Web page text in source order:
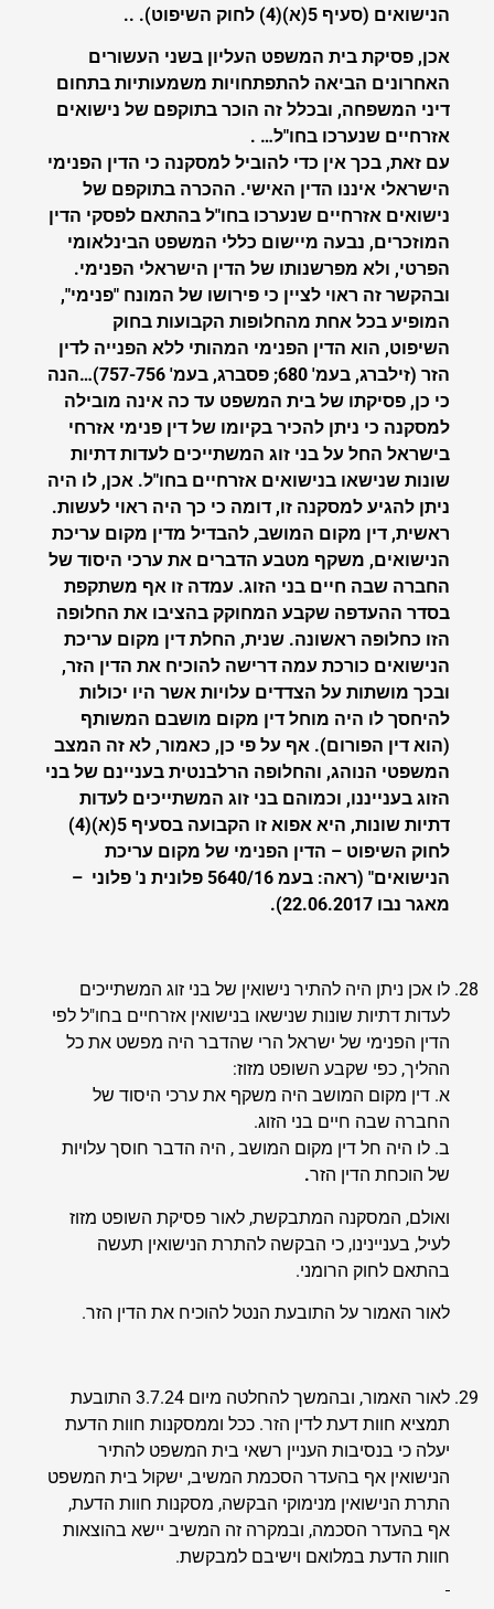
הנישואים (סעיף 5(א)(4) לחוק השיפוט). ..
אכן, פסיקת בית המשפט העליון בשני העשורים
האחרונים הביאה להתפתחויות משמעותיות בתחום
דיני המשפחה, ובכלל זה הוכר בתוקפם של נישואים
אזרחיים שנערכו בחו"ל… .
עם זאת, בכך אין כדי להוביל למסקנה כי הדין הפנימי
הישראלי איננו הדין האישי. ההכרה בתוקפם של
נישואים אזרחיים שנערכו בחו"ל בהתאם לפסקי הדין
המוזכרים, נבעה מיישום כללי המשפט הבינלאומי
הפרטי, ולא מפרשנותו של הדין הישראלי הפנימי.
ובהקשר זה ראוי לציין כי פירושו של המונח "פנימי",
המופיע בכל אחת מהחלופות הקבועות בחוק
השיפוט, הוא הדין הפנימי המהותי ללא הפנייה לדין
הזר (זילברג, בעמ' 680; פסברג, בעמ' 757-756)…הנה
כי כן, פסיקתו של בית המשפט עד כה אינה מובילה
למסקנה כי ניתן להכיר בקיומו של דין פנימי אזרחי
בישראל החל על בני זוג המשתייכים לעדות דתיות
שונות שנישאו בנישואים אזרחיים בחו"ל. אכן, לו היה
ניתן להגיע למסקנה זו, דומה כי כך היה ראוי לעשות.
ראשית, דין מקום המושב, להבדיל מדין מקום עריכת
הנישואים, משקף מטבע הדברים את ערכי היסוד של
החברה שבה חיים בני הזוג. עמדה זו אף משתקפת
בסדר ההעדפה שקבע המחוקק בהציבו את החלופה
הזו כחלופה ראשונה. שנית, החלת דין מקום עריכת
הנישואים כורכת עמה דרישה להוכיח את הדין הזר,
ובכך מושתות על הצדדים עלויות אשר היו יכולות
להיחסך לו היה מוחל דין מקום מושבם המשותף
(הוא דין הפורום). אף על פי כן, כאמור, לא זה המצב
המשפטי הנוהג, והחלופה הרלבנטית בעניינם של בני
הזוג בענייננו, וכמוהם בני זוג המשתייכים לעדות
דתיות שונות, היא אפוא זו הקבועה בסעיף 5(א)(4)
לחוק השיפוט – הדין הפנימי של מקום עריכת
הנישואים" (ראה: בעמ 5640/16 פלונית נ' פלוני –
מאגר נבו 22.06.2017).
לו אכן ניתן היה להתיר נישואין של בני זוג המשתייכים
לעדות דתיות שונות שנישאו בנישואין אזרחיים בחו"ל לפי
הדין הפנימי של ישראל הרי שהדבר היה מפשט את כל
ההליך, כפי שקבע השופט מזוז:
א. דין מקום המושב היה משקף את ערכי היסוד של
החברה שבה חיים בני הזוג.
ב. לו היה חל דין מקום המושב , היה הדבר חוסך עלויות
של הוכחת הדין הזר.
ואולם, המסקנה המתבקשת, לאור פסיקת השופט מזוז
לעיל, בעניינינו, כי הבקשה להתרת הנישואין תעשה
בהתאם לחוק הרומני.
לאור האמור על התובעת הנטל להוכיח את הדין הזר.
לאור האמור, ובהמשך להחלטה מיום 3.7.24 התובעת
תמציא חוות דעת לדין הזר. ככל וממסקנות חוות הדעת
יעלה כי בנסיבות העניין רשאי בית המשפט להתיר
הנישואין אף בהעדר הסכמת המשיב, ישקול בית המשפט
התרת הנישואין מנימוקי הבקשה, מסקנות חוות הדעת,
אף בהעדר הסכמה, ובמקרה זה המשיב יישא בהוצאות
חוות הדעת במלואם וישיבם למבקשת.